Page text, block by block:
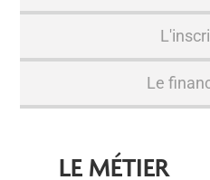
Le
LE MÉTIER